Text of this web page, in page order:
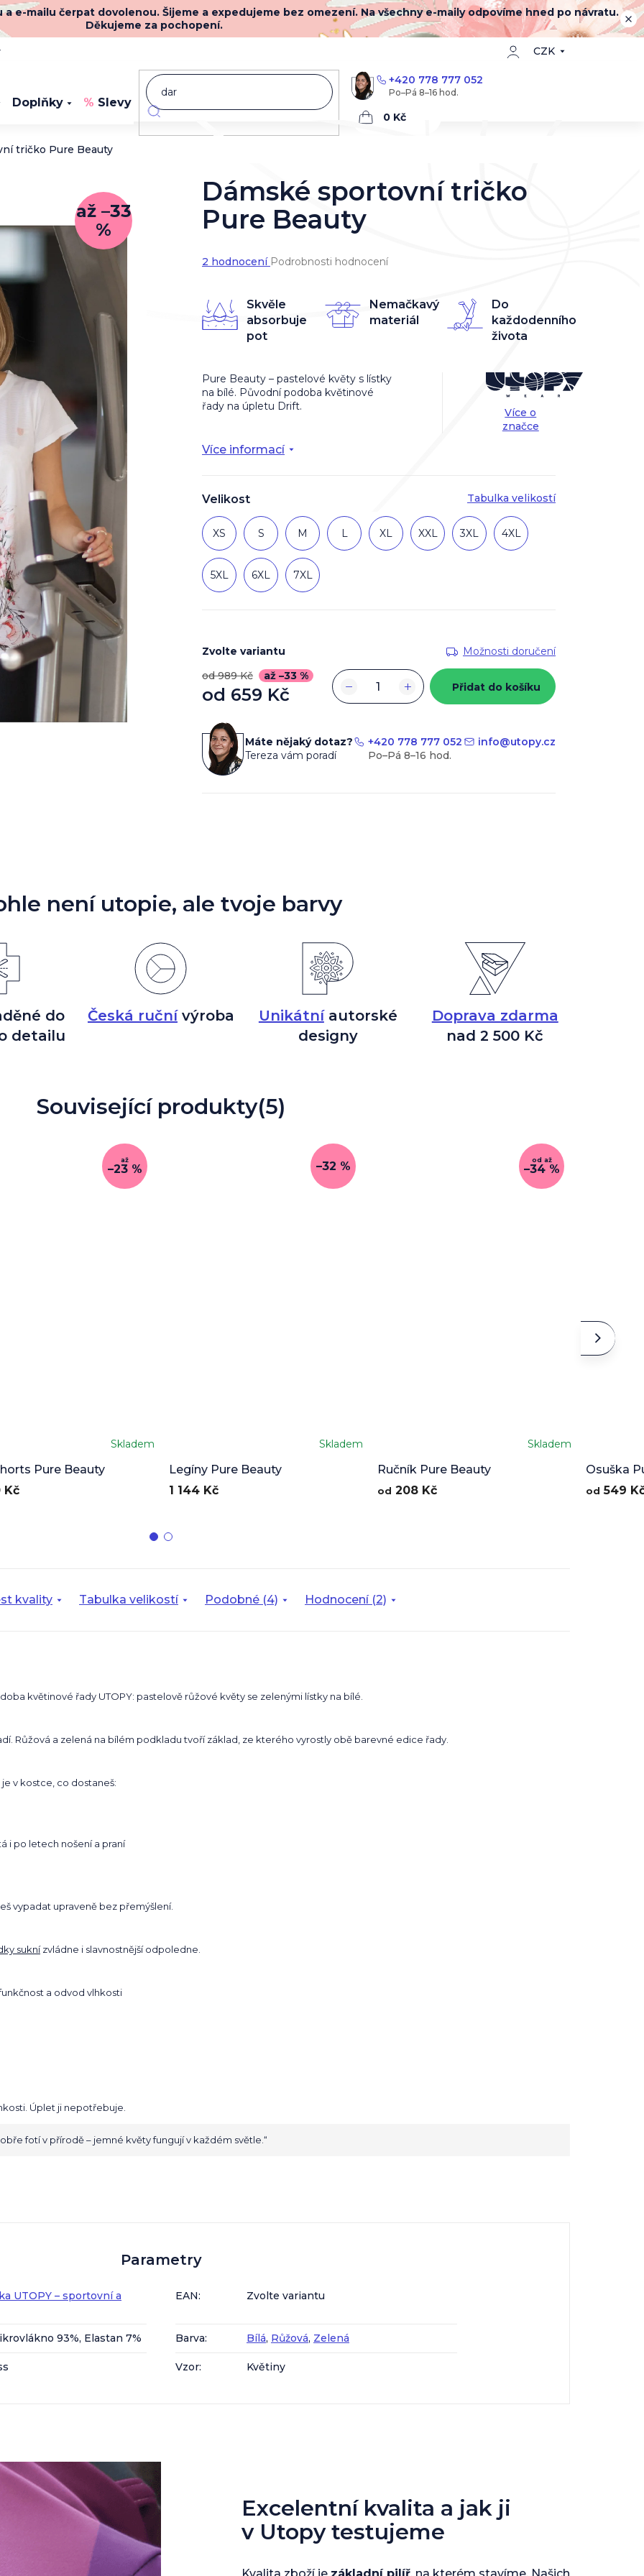
e-mailu čerpat dovolenou. Šijeme a expedujeme bez omezení. Na všechny e-maily odpovíme hned po návratu.
Děkujeme za pochopení.
CZK
+420 778 777 052
Nákupní
Doplňky Slevy Novinky
tričko Pure Beauty
až –33
%
Velikost Tabulka velikostí
XS S M L XL XXL 3XL 4XL
5XL 6XL 7XL
Více informací
Pure Beauty – pastelové květy s lístky
na bílé. Původní podoba květinové
řady na úpletu Drift.
Více o
značce
Skvěle
absorbuje
pot
Nemačkavý
materiál
Do
každodenního
života
Zvolte variantu
Možnosti doručení
od 989 Kč
až –33 %
od 659 Kč
cena:
+
− Přidat do košíku
Dámské sportovní tričko
Pure Beauty
hodnocení
5,0
z
2 hodnocení Podrobnosti hodnocení
Máte nějaký dotaz?
Tereza vám poradí
+420 778 777 052 info@utopy.cz
není utopie, ale tvoje barvy
do
detailu
Česká ručnívýroba Unikátníautorské
designy
Doprava zdarma
nad 2 500 Kč
Související produkty(5)
až
–23 %
Pure Beauty
Skladem
Kč
–32 %
Legíny Pure Beauty
hodnocení
produktu
je
5
Skladem
1 144 Kč
od až
–34 %
Ručník Pure Beauty
Skladem
od 208 Kč
Osuška
od 549
kvality Tabulka velikostí Podobné (4) Hodnocení (2)
květinové řady UTOPY: pastelově růžové květy se zelenými lístky na bílé.
Růžová a zelená na bílém podkladu tvoří základ, ze kterého vyrostly obě barevné edice řady.
v kostce, co dostaneš:
i po letech nošení a praní
vypadat upraveně bez přemýšlení.
suknízvládne i slavnostnější odpoledne.
a odvod vlhkosti
Úplet ji nepotřebuje.
fotí v přírodě – jemné květy fungují v každém světle.“
Parametry
UTOPY – sportovní a EAN: Zvolte variantu
93%, Elastan 7% Barva: Bílá, Růžová, Zelená
Vzor: Květiny
Excelentní kvalita a jak ji
v Utopy testujeme
Kvalita zboží je základní pilíř , na kterém stavíme. Našich